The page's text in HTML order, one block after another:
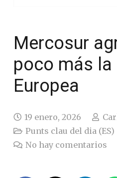
Mercosur
poco más la
Europea
19 enero, 2026
Punts clau del dia (ES)
No hay comentarios